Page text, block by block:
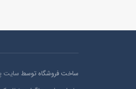
ساخت فروشگاه توسط سایت